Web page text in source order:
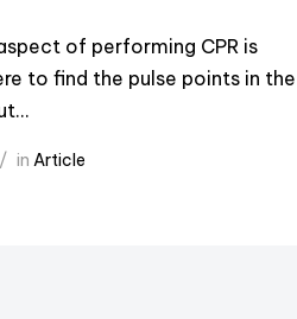
of performing CPR is
to find the pulse points in the
in Article